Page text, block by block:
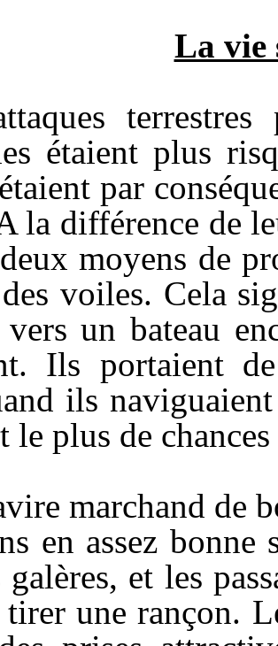
La vie
étaient plus
par
la différence de
moyens de
voiles. Cela
un bateau
Ils portaient
ils
le plus de
marchand de
en assez bonne
galères, et les
une rançon.